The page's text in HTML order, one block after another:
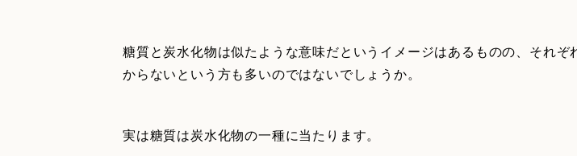
糖質と炭水化物は似たような意味だというイメージはあるものの、それぞ
からないという方も多いのではないでしょうか。
実は糖質は炭水化物の一種に当たります。